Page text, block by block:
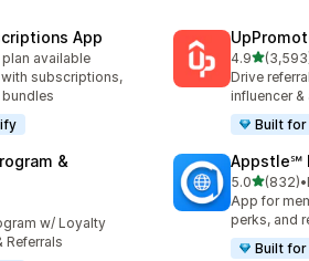
App
plan available
subscriptions,
4.9별 5개 중
총 리뷰
Drive
influencer
Built
&
w/ Loyalty
Referrals
Appstle℠
5.0별 5개 중
(832)
총 리뷰 832•
App for
perks, and
Built